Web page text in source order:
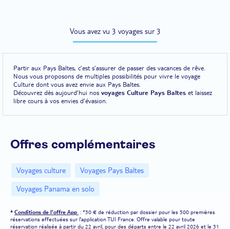
Vous avez vu 3 voyages sur 3
Partir aux Pays Baltes, c’est s’assurer de passer des vacances de rêve.
Nous vous proposons de multiples possibilités pour vivre le voyage
Culture dont vous avez envie aux Pays Baltes.
Découvrez dès aujourd’hui nos voyages Culture Pays Baltes et laissez
libre cours à vos envies d’évasion.
Offres complémentaires
Voyages culture
Voyages Pays Baltes
Voyages Panama en solo
* Conditions de l'offre App : *30 € de réduction par dossier pour les 500 premières
réservations effectuées sur l'application TUI France. Offre valable pour toute
réservation réalisée à partir du 22 avril, pour des départs entre le 22 avril 2026 et le 31